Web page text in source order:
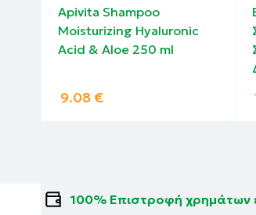
Apivita Shampoo
Moisturizing Hyaluronic
Acid & Aloe 250 ml
9.08 €
100% Επιστροφή χρημάτων